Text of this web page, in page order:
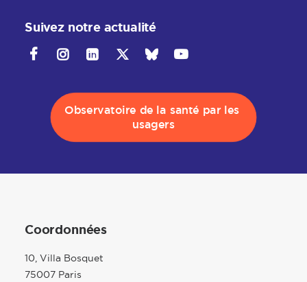
Suivez notre actualité
Observatoire de la santé par les
usagers
Coordonnées
10, Villa Bosquet
75007 Paris